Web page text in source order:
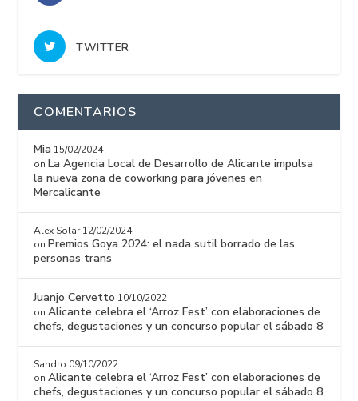
TWITTER
COMENTARIOS
Mia 15/02/2024
onLa Agencia Local de Desarrollo de Alicante impulsa
la nueva zona de coworking para jóvenes en
Mercalicante
Alex Solar 12/02/2024
onPremios Goya 2024: el nada sutil borrado de las
personas trans
Juanjo Cervetto 10/10/2022
onAlicante celebra el ‘Arroz Fest’ con elaboraciones de
chefs, degustaciones y un concurso popular el sábado 8
Sandro 09/10/2022
onAlicante celebra el ‘Arroz Fest’ con elaboraciones de
chefs, degustaciones y un concurso popular el sábado 8